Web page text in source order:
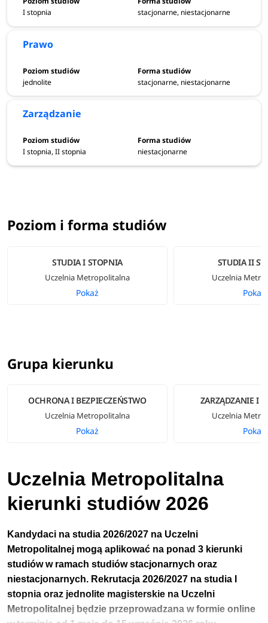
I stopnia stacjonarne, niestacjonarne
Prawo
jednolite stacjonarne, niestacjonarne
Zarządzanie
I stopnia, II stopnia niestacjonarne
Poziom i forma studiów
STUDIA I STOPNIA
Uczelnia Metropolitalna
Pokaż
STUDIA II
Uczelnia
Pokaż
Grupa kierunku
OCHRONA I BEZPIECZEŃSTWO
Uczelnia Metropolitalna
Pokaż
ZARZĄDZANIE I
Uczelnia
Pokaż
Uczelnia Metropolitalna
kierunki studiów 2026
Kandydaci na studia 2026/2027 na Uczelni
Metropolitalnej mogą aplikować na ponad 3 kierunki
studiów w ramach studiów stacjonarnych oraz
niestacjonarnych. Rekrutacja 2026/2027 na studia I
stopnia oraz jednolite magisterskie na Uczelni
Metropolitalnej będzie przeprowadzana w formie online